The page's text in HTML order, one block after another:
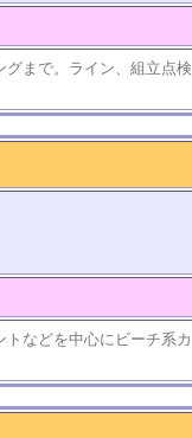
まで。ライン、組立点検
などを中心にビーチ系カ